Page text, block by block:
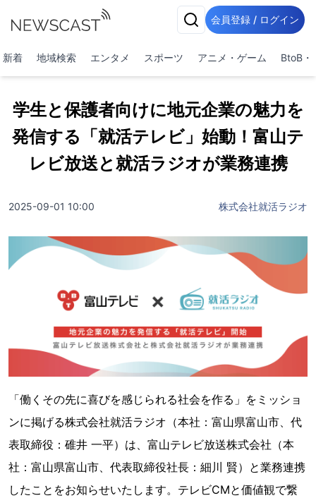
会員登録 / ログイン
新着 地域検索 エンタメ スポーツ アニメ・ゲーム BtoB・
学生と保護者向けに地元企業の魅力を
発信する「就活テレビ」始動！富山テ
レビ放送と就活ラジオが業務連携
2025-09-01 10:00 株式会社就活ラジオ
「働くその先に喜びを感じられる社会を作る」をミッショ
ンに掲げる株式会社就活ラジオ（本社：富山県富山市、代
表取締役：碓井 一平）は、富山テレビ放送株式会社（本
社：富山県富山市、代表取締役社長：細川 賢）と業務連携
したことをお知らせいたします。テレビCMと価値観で繋